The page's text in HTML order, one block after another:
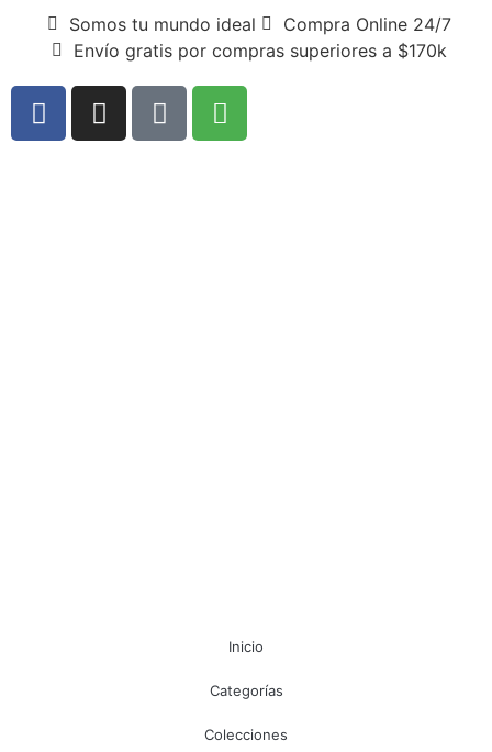
Somos tu mundo ideal
Compra Online 24/7
Envío gratis por compras superiores a $170k
Inicio
Categorías
Colecciones